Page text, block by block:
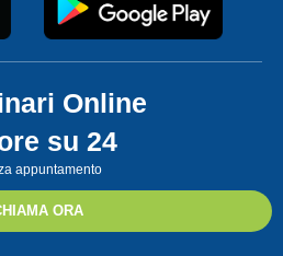
Online
su 24
appuntamento
ORA